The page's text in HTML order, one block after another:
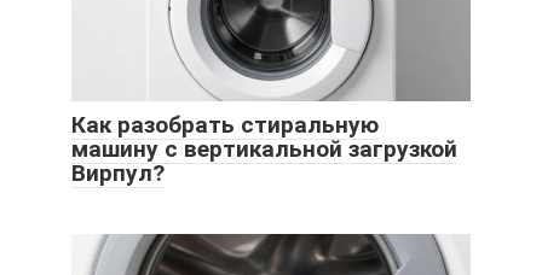
Как разобрать стиральную
машину с вертикальной загрузкой
Вирпул?